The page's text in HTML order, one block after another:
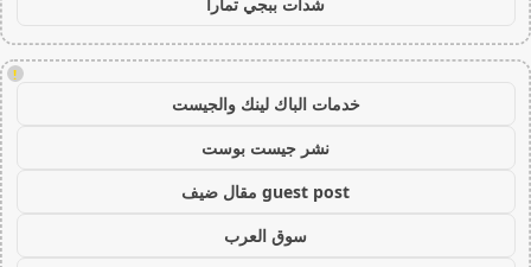
!
خدمات الباك لينك والجيست
نشر جيست بوست
guest post مقال ضيف
سوق العرب